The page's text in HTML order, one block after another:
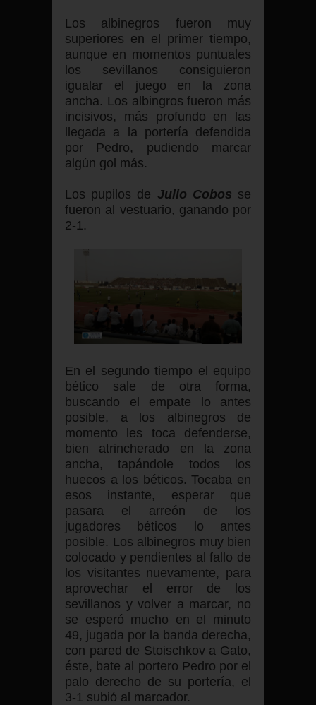
Los albinegros fueron muy
superiores en el primer tiempo,
aunque en momentos puntuales
los sevillanos consiguieron
igualar el juego en la zona
ancha. Los albingros fueron más
incisivos, más profundo en las
llegada a la portería defendida
por Pedro, pudiendo marcar
algún gol más.
Los pupilos de Julio Cobos se
fueron al vestuario, ganando por
2-1.
En el segundo tiempo el equipo
bético sale de otra forma,
buscando el empate lo antes
posible, a los albinegros de
momento les toca defenderse,
bien atrincherado en la zona
ancha, tapándole todos los
huecos a los béticos. Tocaba en
esos instante, esperar que
pasara el arreón de los
jugadores béticos lo antes
posible. Los albinegros muy bien
colocado y pendientes al fallo de
los visitantes nuevamente, para
aprovechar el error de los
sevillanos y volver a marcar, no
se esperó mucho en el minuto
49, jugada por la banda derecha,
con pared de Stoischkov a Gato,
éste, bate al portero Pedro por el
palo derecho de su portería, el
3-1 subió al marcador.